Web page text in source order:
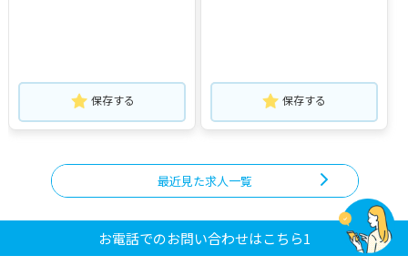
保存する 保存する
最近見た求人一覧
お電話でのお問い合わせはこちら1